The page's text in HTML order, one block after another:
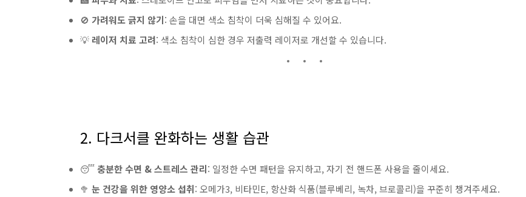
🚫 가려워도 긁지 않기: 손을 대면 색소 침착이 더욱 심해질 수 있어요.
💡 레이저 치료 고려: 색소 침착이 심한 경우 저출력 레이저로 개선할 수 있습니다.
2. 다크서클 완화하는 생활 습관
😴충분한 수면 & 스트레스 관리: 일정한 수면 패턴을 유지하고, 자기 전 핸드폰 사용을 줄이세요.
🥦 눈 건강을 위한 영양소 섭취: 오메가3, 비타민E, 항산화 식품(블루베리, 녹차, 브로콜리)을 꾸준히 챙겨주세요.